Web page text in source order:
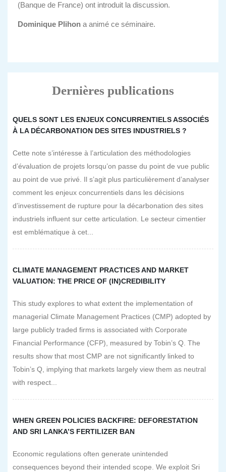
(Banque de France) ont introduit la discussion.
Dominique Plihon a animé ce séminaire.
Dernières publications
QUELS SONT LES ENJEUX CONCURRENTIELS ASSOCIÉS
À LA DÉCARBONATION DES SITES INDUSTRIELS ?
Cette note s’intéresse à l’articulation des méthodologies
d’évaluation de projets lorsqu’on passe du point de vue public
au point de vue privé. Il s’agit plus particulièrement d’analyser
comment les enjeux concurrentiels dans les décisions
d’investissement de rupture pour la décarbonation des sites
industriels influent sur cette articulation. Le secteur cimentier
est emblématique à cet...
CLIMATE MANAGEMENT PRACTICES AND MARKET
VALUATION: THE PRICE OF (IN)CREDIBILITY
This study explores to what extent the implementation of
managerial Climate Management Practices (CMP) adopted by
large publicly traded firms is associated with Corporate
Financial Performance (CFP), measured by Tobin’s Q. The
results show that most CMP are not significantly linked to
Tobin’s Q, implying that markets largely view them as neutral
with respect...
WHEN GREEN POLICIES BACKFIRE: DEFORESTATION
AND SRI LANKA’S FERTILIZER BAN
Economic regulations often generate unintended
consequences beyond their intended scope. We exploit Sri